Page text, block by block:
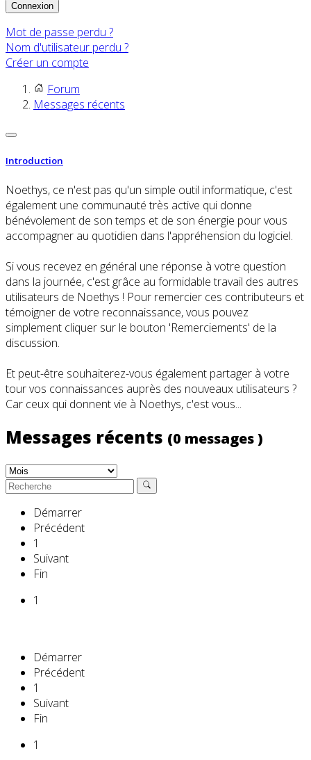
Connexion
Mot de passe perdu ?
Nom d'utilisateur perdu ?
Créer un compte
Forum
Messages récents
Introduction
Noethys, ce n'est pas qu'un simple outil informatique, c'est
également une communauté très active qui donne
bénévolement de son temps et de son énergie pour vous
accompagner au quotidien dans l'appréhension du logiciel.
Si vous recevez en général une réponse à votre question
dans la journée, c'est grâce au formidable travail des autres
utilisateurs de Noethys ! Pour remercier ces contributeurs et
témoigner de votre reconnaissance, vous pouvez
simplement cliquer sur le bouton 'Remerciements' de la
discussion.
Et peut-être souhaiterez-vous également partager à votre
tour vos connaissances auprès des nouveaux utilisateurs ?
Car ceux qui donnent vie à Noethys, c'est vous...
Messages récents (0 messages )
Démarrer
Précédent
1
Suivant
Fin
1
Démarrer
Précédent
1
Suivant
Fin
1